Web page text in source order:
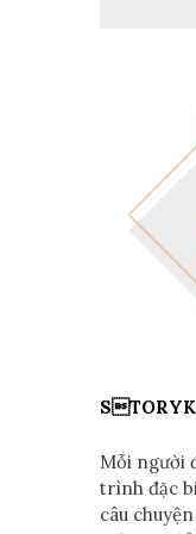
Mỗi người
trình đặc
câu